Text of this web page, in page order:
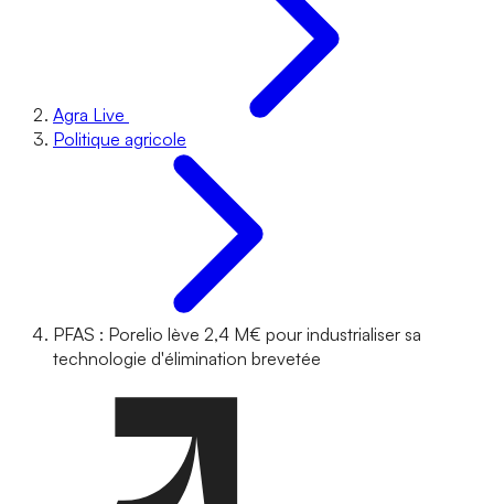
Agra Live
Politique agricole
PFAS : Porelio lève 2,4 M€ pour industrialiser sa
technologie d'élimination brevetée